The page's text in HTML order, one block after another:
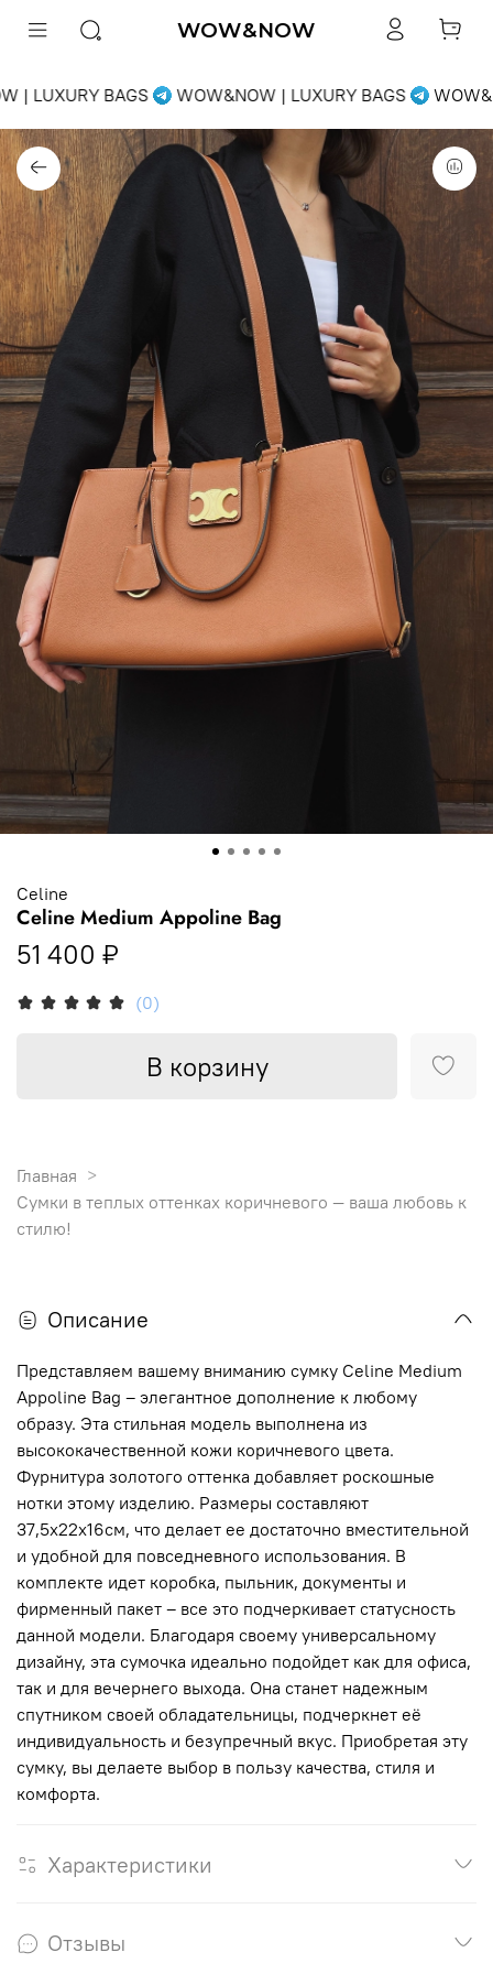
WOW&NOW
| LUXURY BAGS WOW&NOW | LUXURY BAGS
(0)
Celine
Celine Medium Appoline Bag
51 400 ₽
В корзину
Главная
Сумки в теплых оттенках коричневого — ваша любовь к
стилю!
Описание
Представляем вашему вниманию сумку Celine Medium
Appoline Bag – элегантное дополнение к любому
образу. Эта стильная модель выполнена из
высококачественной кожи коричневого цвета.
Фурнитура золотого оттенка добавляет роскошные
нотки этому изделию. Размеры составляют
37,5х22х16см, что делает ее достаточно вместительной
и удобной для повседневного использования. В
комплекте идет коробка, пыльник, документы и
фирменный пакет – все это подчеркивает статусность
данной модели. Благодаря своему универсальному
дизайну, эта сумочка идеально подойдет как для офиса,
так и для вечернего выхода. Она станет надежным
спутником своей обладательницы, подчеркнет её
индивидуальность и безупречный вкус. Приобретая эту
сумку, вы делаете выбор в пользу качества, стиля и
комфорта.
Характеристики
Отзывы